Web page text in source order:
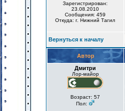
Зарегистрирован:
23.08.2010
Сообщения: 459
Откуда: г. Нижний Тагил
Вернуться к началу
Автор
Дмитри
Лор-майор
Возраст: 57
Пол: